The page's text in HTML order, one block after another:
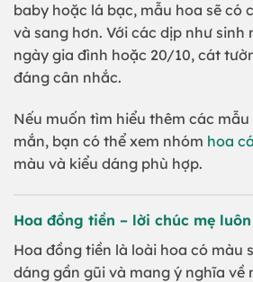
baby hoặc lá bạc, mẫu hoa sẽ có
và sang hơn. Với các dịp như sinh
ngày gia đình hoặc 20/10, cát
đáng cân nhắc.
Nếu muốn tìm hiểu thêm các
mắn, bạn có thể xem nhóm hoa
màu và kiểu dáng phù hợp.
Hoa đồng tiền – lời chúc mẹ
Hoa đồng tiền là loài hoa có màu
dáng gần gũi và mang ý nghĩa về